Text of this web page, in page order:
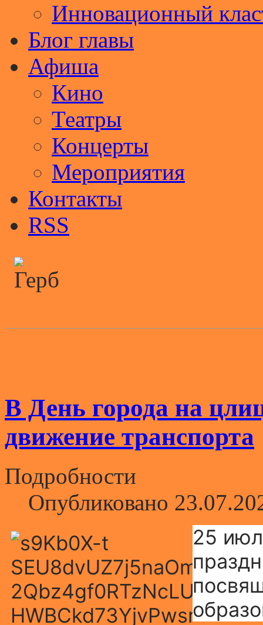
Инновационный
Блог главы
Афиша
Кино
Театры
Концерты
Мероприятия
Контакты
RSS
В День города на
движение транспорта
Подробности
Опубликовано
25